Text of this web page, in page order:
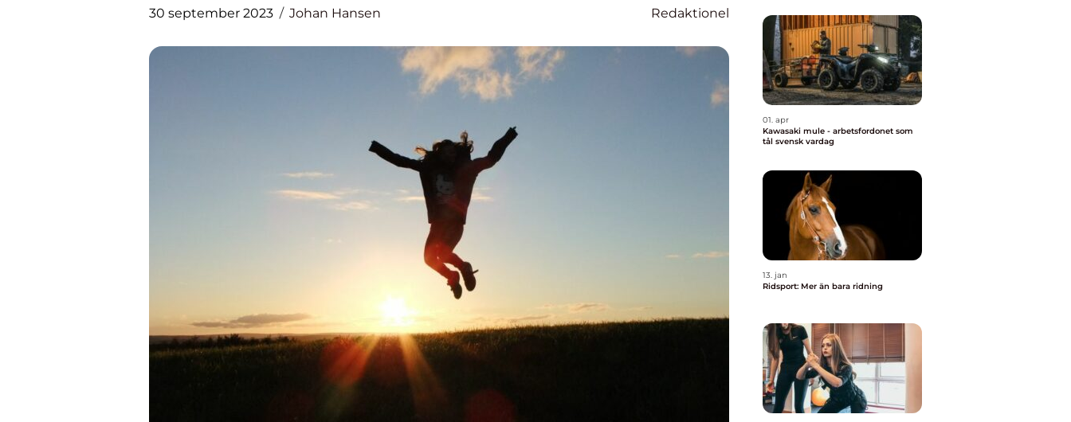
30 september 2023 Johan Hansen Redaktionel
01. apr
Kawasaki mule - arbetsfordonet som
tål svensk vardag
13. jan
Ridsport: Mer än bara ridning